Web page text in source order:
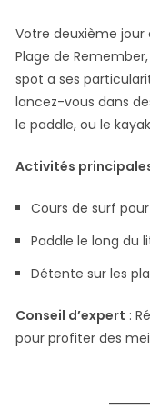
Votre deuxième jour
Plage de
spot a ses
lancez-vous dans
le paddle, ou le
Activités
Cours de surf
Paddle le long du
Détente sur les
Conseil d’expert :
pour profiter des